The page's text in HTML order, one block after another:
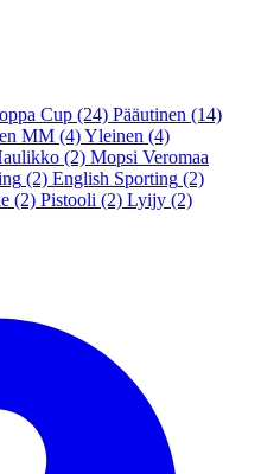
Cup (24) Pääutinen (14)
MM (4)Yleinen (4)
(2) Mopsi Veromaa
(2) English Sporting (2)
(2) Pistooli (2) Lyijy (2)